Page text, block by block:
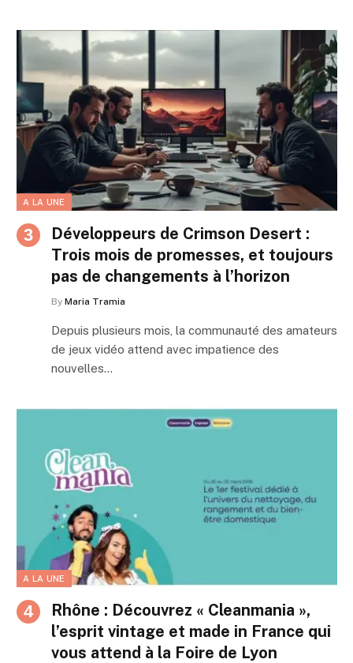
A LA UNE
Développeurs de Crimson Desert :
Trois mois de promesses, et toujours
pas de changements à l’horizon
By Maria Tramia
Depuis plusieurs mois, la communauté des amateurs
de jeux vidéo attend avec impatience des
nouvelles…
A LA UNE
Rhône : Découvrez « Cleanmania »,
l’esprit vintage et made in France qui
vous attend à la Foire de Lyon